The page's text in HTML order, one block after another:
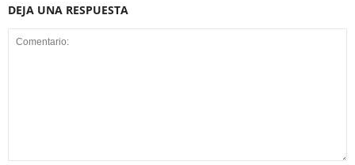
DEJA UNA RESPUESTA